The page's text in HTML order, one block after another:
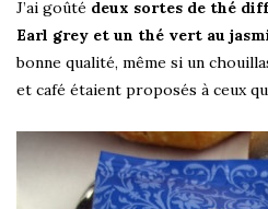
J’ai goûté deux sortes de thé
Earl grey et un thé vert au
bonne qualité, même si un
et café étaient proposés à ceux